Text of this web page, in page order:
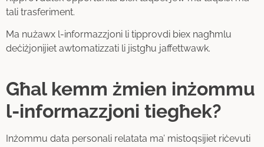
tali trasferiment.
Ma nużawx l-informazzjoni li tipprovdi biex nagħmlu
deċiżjonijiet awtomatizzati li jistgħu jaffettwawk.
Għal kemm żmien inżommu
l-informazzjoni tiegħek?
Inżommu data personali relatata ma’ mistoqsijiet riċevuti